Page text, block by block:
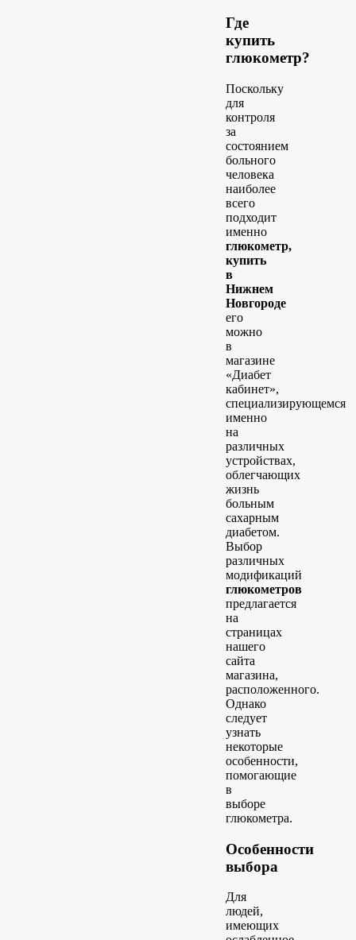
Где
купить
глюкометр?
Поскольку
для
контроля
за
состоянием
больного
человека
наиболее
всего
подходит
именно
глюкометр,
купить
в
Нижнем
Новгороде
его
можно
в
магазине
«Диабет
кабинет»,
специализирующемся
именно
на
различных
устройствах,
облегчающих
жизнь
больным
сахарным
диабетом.
Выбор
различных
модификаций
глюкометров
предлагается
на
страницах
нашего
сайта
магазина,
расположенного.
Однако
следует
узнать
некоторые
особенности,
помогающие
в
выборе
глюкометра.
Особенности
выбора
Для
людей,
имеющих